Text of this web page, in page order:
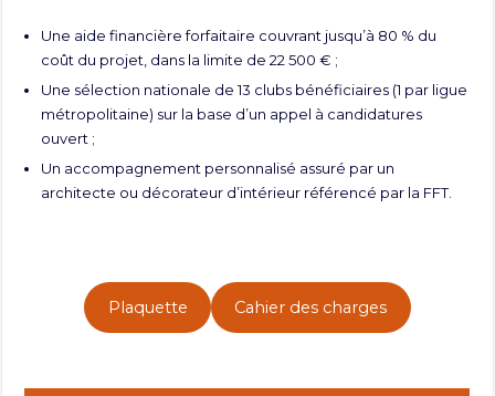
Une aide financière forfaitaire couvrant jusqu’à 80 % du
coût du projet, dans la limite de 22 500 € ;
Une sélection nationale de 13 clubs bénéficiaires (1 par ligue
métropolitaine) sur la base d’un appel à candidatures
ouvert ;
Un accompagnement personnalisé assuré par un
architecte ou décorateur d’intérieur référencé par la FFT.
Plaquette Cahier des charges